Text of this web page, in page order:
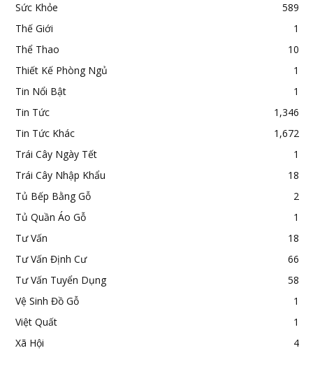
Sức Khỏe
589
Thế Giới
1
Thể Thao
10
Thiết Kế Phòng Ngủ
1
Tin Nổi Bật
1
Tin Tức
1,346
Tin Tức Khác
1,672
Trái Cây Ngày Tết
1
Trái Cây Nhập Khẩu
18
Tủ Bếp Bằng Gỗ
2
Tủ Quần Áo Gỗ
1
Tư Vấn
18
Tư Vấn Định Cư
66
Tư Vấn Tuyển Dụng
58
Vệ Sinh Đồ Gỗ
1
Việt Quất
1
Xã Hội
4